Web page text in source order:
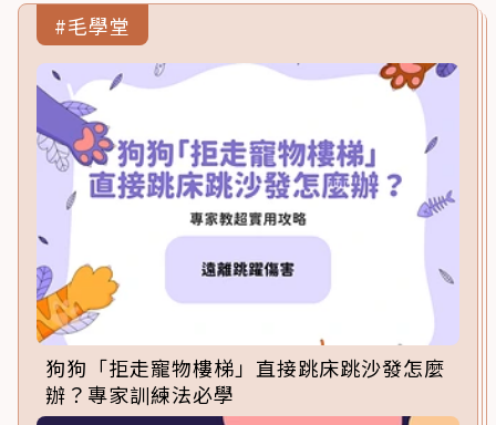
#毛學堂
狗狗「拒走寵物樓梯」直接跳床跳沙發怎麼
辦？專家訓練法必學